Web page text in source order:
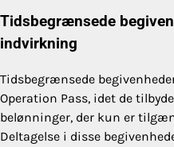
Tidsbegrænsede
indvirkning
Tidsbegrænsede
Operation Pass, idet de
belønninger, der kun er
Deltagelse i disse